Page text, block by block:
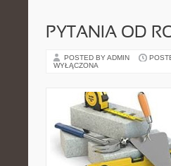
PYTANIA OD
POSTED BY ADMIN
WYŁĄCZONA